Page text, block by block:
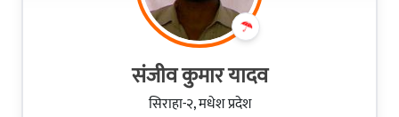
स‌ंजीव कुमार यादव
सिराहा-२, मधेश प्रदेश